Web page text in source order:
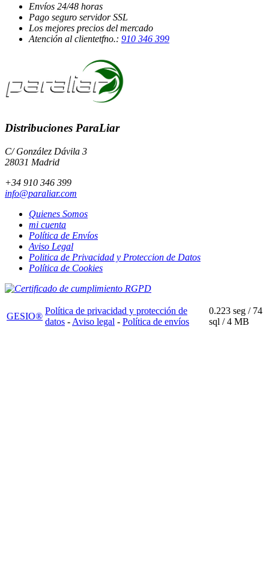
Envíos 24/48 horas
Pago seguro servidor SSL
Los mejores precios del mercado
Atención al clientetfno.: 910 346 399
Distribuciones ParaLiar
C/ González Dávila 3
28031 Madrid
+34 910 346 399
info@paraliar.com
Quienes Somos
mi cuenta
Política de Envíos
Aviso Legal
Politica de Privacidad y Proteccion de Datos
Política de Cookies
GESIO®
Política de privacidad y protección de
datos - Aviso legal - Política de envíos
0.223 seg / 74
sql / 4 MB